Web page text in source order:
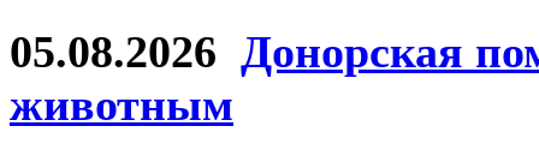
05.08.2026 Донорская
животным